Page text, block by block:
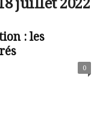
juillet 2022
: les
0